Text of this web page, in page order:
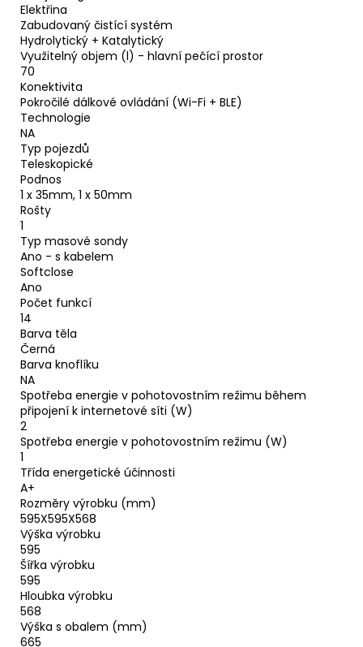
Elektřina
Zabudovaný čistící systém
Hydrolytický + Katalytický
Využitelný objem (l) - hlavní pečící prostor
70
Konektivita
Pokročilé dálkové ovládání (Wi-Fi + BLE)
Technologie
NA
Typ pojezdů
Teleskopické
Podnos
1 x 35mm, 1 x 50mm
Rošty
1
Typ masové sondy
Ano - s kabelem
Softclose
Ano
Počet funkcí
14
Barva těla
Černá
Barva knoflíku
NA
Spotřeba energie v pohotovostním režimu během
připojení k internetové síti (W)
2
Spotřeba energie v pohotovostním režimu (W)
1
Třída energetické účinnosti
A+
Rozměry výrobku (mm)
595X595X568
Výška výrobku
595
Šířka výrobku
595
Hloubka výrobku
568
Výška s obalem (mm)
665